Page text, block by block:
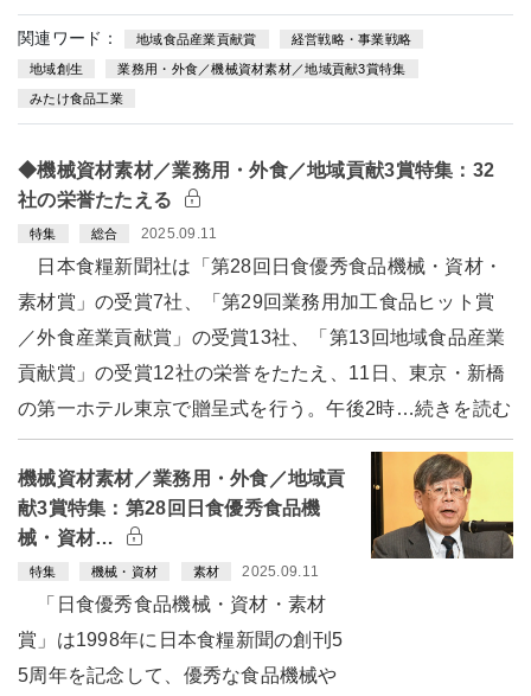
関連ワード： 地域食品産業貢献賞 経営戦略・事業戦略
地域創生 業務用・外食／機械資材素材／地域貢献3賞特集
みたけ食品工業
◆機械資材素材／業務用・外食／地域貢献3賞特集：32
社の栄誉たたえる
特集 総合 2025.09.11
日本食糧新聞社は「第28回日食優秀食品機械・資材・
素材賞」の受賞7社、「第29回業務用加工食品ヒット賞
／外食産業貢献賞」の受賞13社、「第13回地域食品産業
貢献賞」の受賞12社の栄誉をたたえ、11日、東京・新橋
の第一ホテル東京で贈呈式を行う。午後2時…続きを読む
機械資材素材／業務用・外食／地域貢
献3賞特集：第28回日食優秀食品機
械・資材…
特集 機械・資材 素材 2025.09.11
「日食優秀食品機械・資材・素材
賞」は1998年に日本食糧新聞の創刊5
5周年を記念して、優秀な食品機械や